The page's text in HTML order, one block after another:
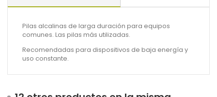
Pilas alcalinas de larga duración para equipos
comunes. Las pilas más utilizadas.
Recomendadas para dispositivos de baja energía y
uso constante.